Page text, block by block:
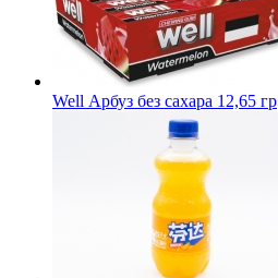
Well Арбуз без сахара 12,65 гр